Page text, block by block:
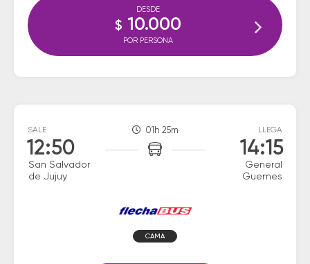
DESDE
$ 10.000
POR PERSONA
SALE
12:50
San Salvador
de Jujuy
01h 25m LLEGA
14:15
General
Guemes
CAMA